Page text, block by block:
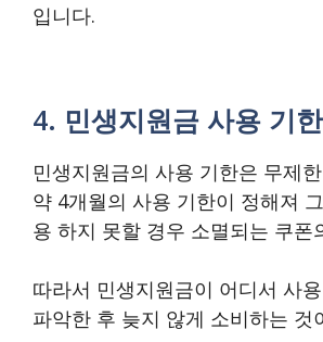
입니다.
4. 민생지원금 사용 기한
민생지원금의 사용 기한은 무제
약 4개월의 사용 기한이 정해져
용 하지 못할 경우 소멸되는 쿠폰
따라서 민생지원금이 어디서 사
파악한 후 늦지 않게 소비하는 것